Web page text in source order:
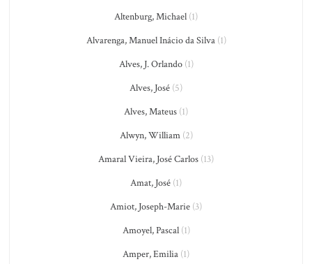
Altenburg, Michael (1)
Alvarenga, Manuel Inácio da Silva(1)
Alves, J. Orlando(1)
Alves, José (5)
Alves, Mateus (1)
Alwyn, William(2)
Amaral Vieira, José Carlos (13)
Amat, José (1)
Amiot, Joseph-Marie (3)
Amoyel, Pascal(1)
Amper, Emilia (1)